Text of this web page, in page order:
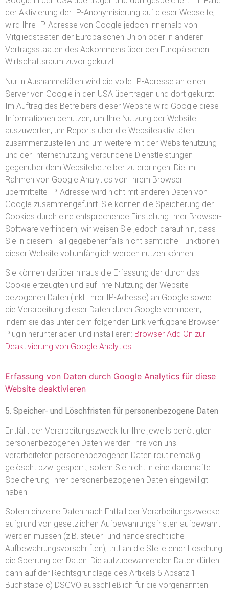
der Aktivierung der IP-Anonymisierung auf dieser Webseite,
wird Ihre IP-Adresse von Google jedoch innerhalb von
Mitgliedstaaten der Europäischen Union oder in anderen
Vertragsstaaten des Abkommens über den Europäischen
Wirtschaftsraum zuvor gekürzt.
Nur in Ausnahmefällen wird die volle IP-Adresse an einen
Server von Google in den USA übertragen und dort gekürzt.
Im Auftrag des Betreibers dieser Website wird Google diese
Informationen benutzen, um Ihre Nutzung der Website
auszuwerten, um Reports über die Websiteaktivitäten
zusammenzustellen und um weitere mit der Websitenutzung
und der Internetnutzung verbundene Dienstleistungen
gegenüber dem Websitebetreiber zu erbringen. Die im
Rahmen von Google Analytics von Ihrem Browser
übermittelte IP-Adresse wird nicht mit anderen Daten von
Google zusammengeführt. Sie können die Speicherung der
Cookies durch eine entsprechende Einstellung Ihrer Browser-
Software verhindern; wir weisen Sie jedoch darauf hin, dass
Sie in diesem Fall gegebenenfalls nicht sämtliche Funktionen
dieser Website vollumfänglich werden nutzen können.
Sie können darüber hinaus die Erfassung der durch das
Cookie erzeugten und auf Ihre Nutzung der Website
bezogenen Daten (inkl. Ihrer IP-Adresse) an Google sowie
die Verarbeitung dieser Daten durch Google verhindern,
indem sie das unter dem folgenden Link verfügbare Browser-
Plugin herunterladen und installieren: Browser Add On zur
Deaktivierung von Google Analytics.
Erfassung von Daten durch Google Analytics für diese
Website deaktivieren
5. Speicher- und Löschfristen für personenbezogene Daten
Entfällt der Verarbeitungszweck für Ihre jeweils benötigten
personenbezogenen Daten werden Ihre von uns
verarbeiteten personenbezogenen Daten routinemäßig
gelöscht bzw. gesperrt, sofern Sie nicht in eine dauerhafte
Speicherung Ihrer personenbezogenen Daten eingewilligt
haben.
Sofern einzelne Daten nach Entfall der Verarbeitungszwecke
aufgrund von gesetzlichen Aufbewahrungsfristen aufbewahrt
werden müssen (z.B. steuer- und handelsrechtliche
Aufbewahrungsvorschriften), tritt an die Stelle einer Löschung
die Sperrung der Daten. Die aufzubewahrenden Daten dürfen
dann auf der Rechtsgrundlage des Artikels 6 Absatz 1
Buchstabe c) DSGVO ausschließlich für die vorgenannten